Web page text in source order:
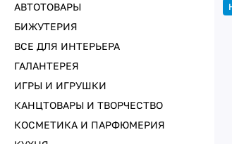
АВТОТОВАРЫ
БИЖУТЕРИЯ
ВСЕ ДЛЯ ИНТЕРЬЕРА
ГАЛАНТЕРЕЯ
ИГРЫ И ИГРУШКИ
КАНЦТОВАРЫ И ТВОРЧЕСТВО
КОСМЕТИКА И ПАРФЮМЕРИЯ